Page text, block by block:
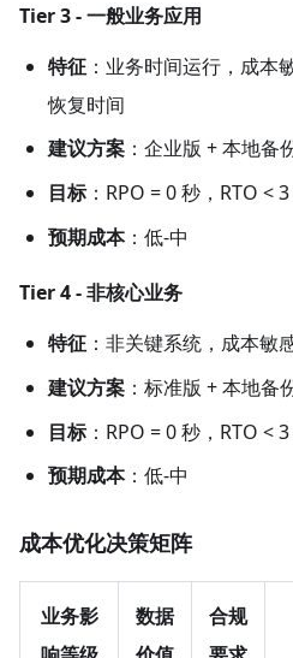
Tier 3 - 一般业务应用
特征 ：业务时间运行，成本
恢复时间
建议方案 ：企业版 + 本地备
目标：RPO = 0 秒，RTO <
预期成本​：低-中
Tier 4 - 非核心业务
特征 ：非关键系统，成本敏
建议方案 ：标准版 + 本地备
目标：RPO = 0 秒，RTO <
预期成本​：低-中
成本优化决策矩阵
业务影
数据
合规